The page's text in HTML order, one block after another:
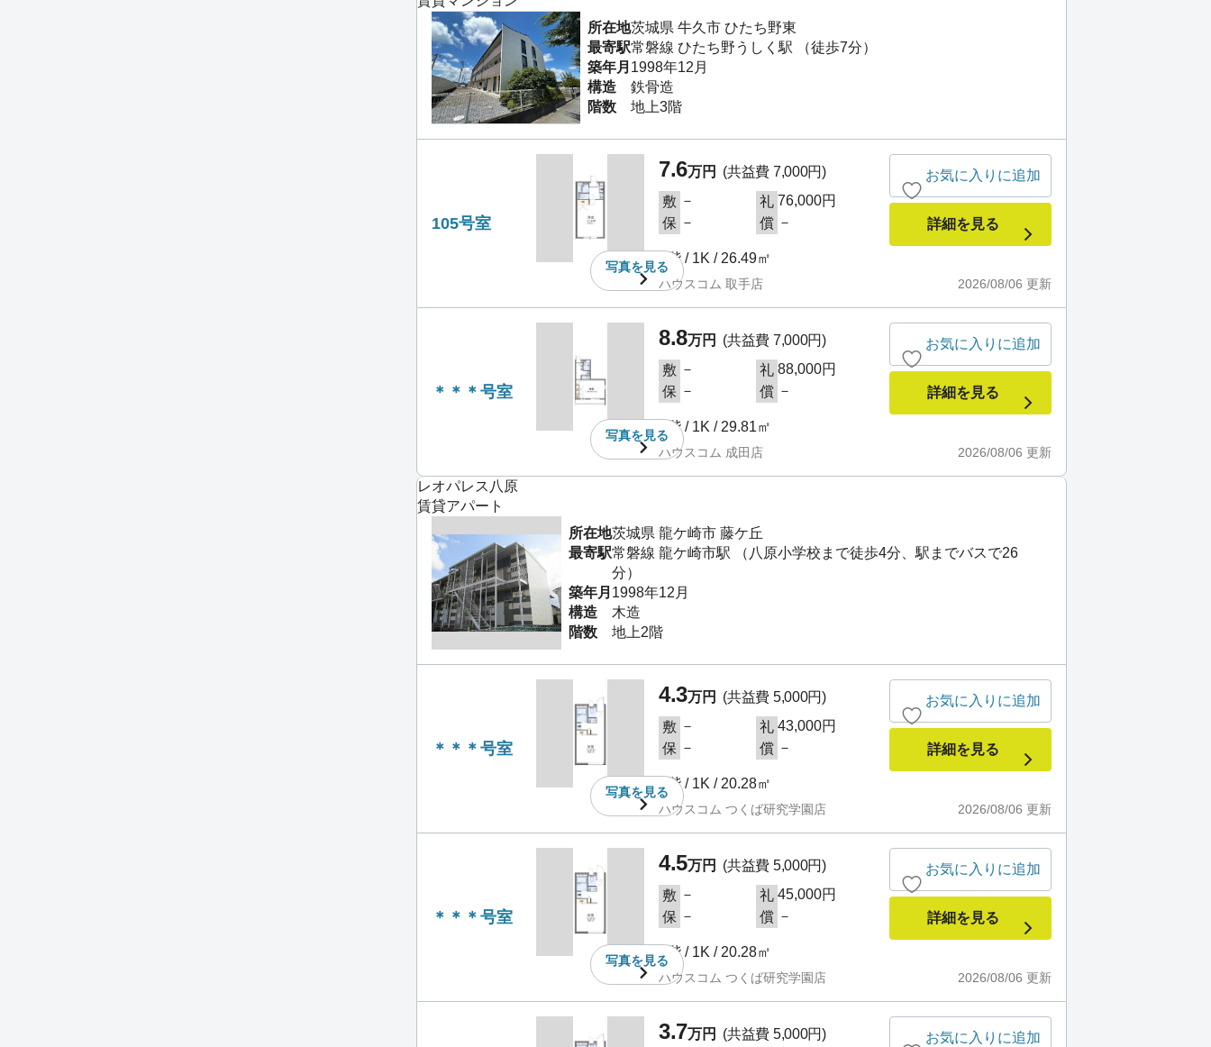
所在地茨城県 牛久市 ひたち野東
最寄駅常磐線 ひたち野うしく駅 （徒歩7分）
築年月 1998年12月
構造
鉄骨造
階数
地上3階
105号室
写真を見る
7.6万円
(共益費 7,000円)
敷 － 礼 76,000円
保 － 償 －
1階 / 1K / 26.49㎡
2026/08/06 更新
ハウスコム 取手店
お気に入りに追加
詳細を見る
＊＊＊号室
写真を見る
8.8万円
(共益費 7,000円)
敷 － 礼 88,000円
保 － 償 －
3階 / 1K / 29.81㎡
2026/08/06 更新
ハウスコム 成田店
お気に入りに追加
詳細を見る
レオパレス八原
賃貸アパート
所在地茨城県 龍ケ崎市 藤ケ丘
最寄駅常磐線 龍ケ崎市駅 （八原小学校まで徒歩4分、駅までバスで26
分）
築年月 1998年12月
構造
木造
階数
地上2階
＊＊＊号室
写真を見る
4.3万円
(共益費 5,000円)
敷 － 礼 43,000円
保 － 償 －
1階 / 1K / 20.28㎡
2026/08/06 更新
ハウスコム つくば研究学園店
お気に入りに追加
詳細を見る
＊＊＊号室
写真を見る
4.5万円
(共益費 5,000円)
敷 － 礼 45,000円
保 － 償 －
2階 / 1K / 20.28㎡
2026/08/06 更新
ハウスコム つくば研究学園店
お気に入りに追加
詳細を見る
3.7万円
(共益費 5,000円)
お気に入りに追加